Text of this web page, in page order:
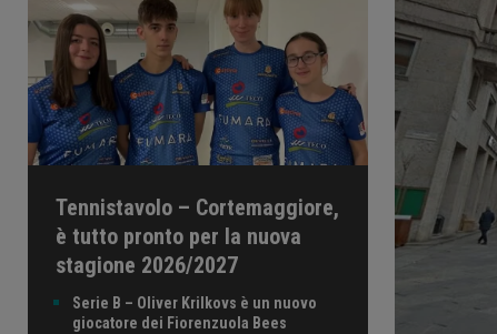
Tennistavolo – Cortemaggiore,
è tutto pronto per la nuova
stagione 2026/2027
Serie B – Oliver Krilkovs è un nuovo
giocatore dei Fiorenzuola Bees